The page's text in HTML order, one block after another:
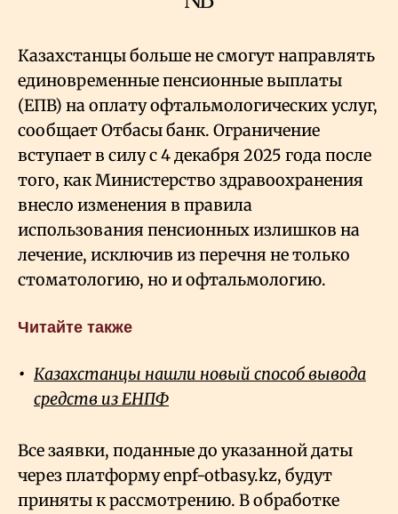
Казахстанцы больше не смогут направлять
единовременные пенсионные выплаты
(ЕПВ) на оплату офтальмологических услуг,
сообщает Отбасы банк. Ограничение
вступает в силу с 4 декабря 2025 года после
того, как Министерство здравоохранения
внесло изменения в правила
использования пенсионных излишков на
лечение, исключив из перечня не только
стоматологию, но и офтальмологию.
Читайте также
Казахстанцы нашли новый способ вывода
средств из ЕНПФ
Все заявки, поданные до указанной даты
через платформу enpf-otbasy.kz, будут
приняты к рассмотрению. В обработке